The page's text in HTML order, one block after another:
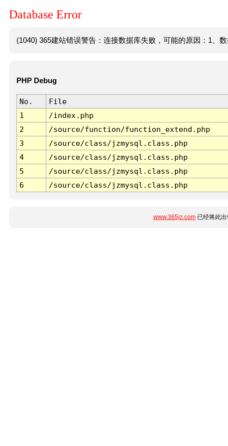
Database Error
(1040) 365建站错误警告：连接数据库失败，可能的原因：1、
PHP Debug
No. File
1
/index.php
2
/source/function/function_extend.php
3
/source/class/jzmysql.class.php
4
/source/class/jzmysql.class.php
5
/source/class/jzmysql.class.php
6
/source/class/jzmysql.class.php
www.365jz.com已经将此出